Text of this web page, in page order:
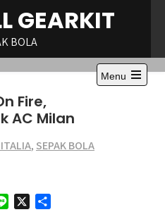
GEARKIT
BOLA
Menu
Fire,
AC Milan
, SEPAK BOLA